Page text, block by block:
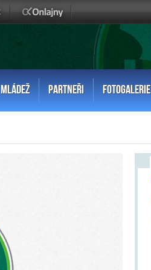
MLÁDEŽ PARTNEŘI FOTOGALERIE